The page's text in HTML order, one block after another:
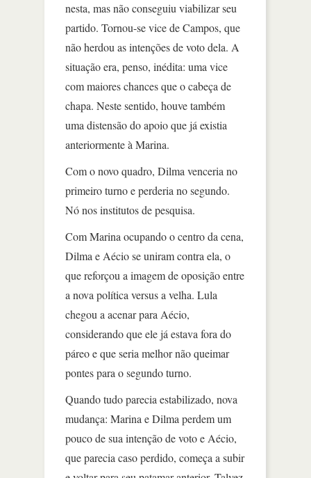
nesta, mas não conseguiu viabilizar seu
partido. Tornou-se vice de Campos, que
não herdou as intenções de voto dela. A
situação era, penso, inédita: uma vice
com maiores chances que o cabeça de
chapa. Neste sentido, houve também
uma distensão do apoio que já existia
anteriormente à Marina.
Com o novo quadro, Dilma venceria no
primeiro turno e perderia no segundo.
Nó nos institutos de pesquisa.
Com Marina ocupando o centro da cena,
Dilma e Aécio se uniram contra ela, o
que reforçou a imagem de oposição entre
a nova política versus a velha. Lula
chegou a acenar para Aécio,
considerando que ele já estava fora do
páreo e que seria melhor não queimar
pontes para o segundo turno.
Quando tudo parecia estabilizado, nova
mudança: Marina e Dilma perdem um
pouco de sua intenção de voto e Aécio,
que parecia caso perdido, começa a subir